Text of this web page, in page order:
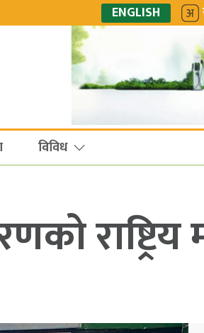
ENGLISH
विविध
राष्ट्रिय